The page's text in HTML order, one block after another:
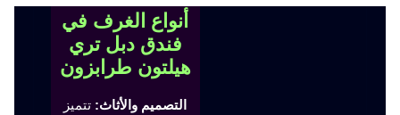
أنواع الغرف في
فندق دبل تري
هيلتون طرابزون
التصميم والأثاث: تتميز